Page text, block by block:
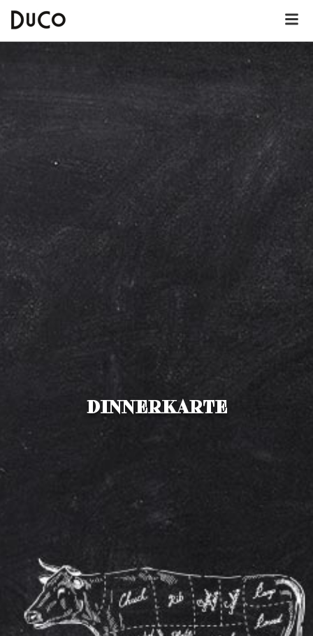
Über DuCo Callantsoog
Lunchkarte
Kinderkarte
Weinkarte
DINNERKARTE